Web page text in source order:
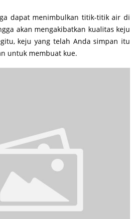
dapat menimbulkan titik-titik air di
akan mengakibatkan kualitas keju
keju yang telah Anda simpan itu
untuk membuat kue.